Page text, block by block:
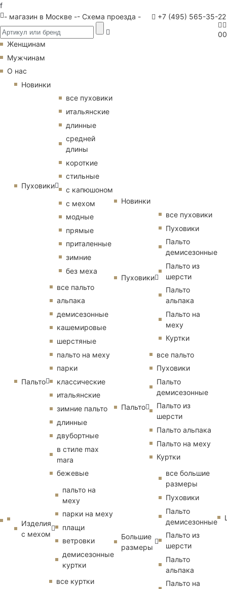
f
- магазин в Москве -- Схема проезда - +7 (495) 565-35-22
00
Женщинам
Мужчинам
О нас
Новинки
Пуховики
все пуховики
итальянские
длинные
средней
длины
короткие
стильные
с капюшоном
с мехом
модные
прямые
приталенные
зимние
без меха
Пальто
все пальто
альпака
демисезонные
кашемировые
шерстяные
пальто на меху
парки
классические
итальянские
зимние пальто
длинные
двубортные
в стиле max
mara
бежевые
Изделия
с мехом
пальто на
меху
парки на меху
плащи
ветровки
демисезонные
куртки
все куртки
Новинки
Пуховики
все пуховики
Пуховики
Пальто
демисезонные
Пальто из
шерсти
Пальто
альпака
Пальто на
меху
Куртки
Пальто
все пальто
Пуховики
Пальто
демисезонные
Пальто из
шерсти
Пальто альпака
Пальто на меху
Куртки
Большие
размеры
все большие
размеры
Пуховики
Пальто
демисезонные
Пальто из
шерсти
Пальто
альпака
Пальто на